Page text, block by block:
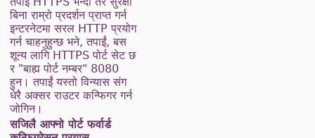
बिना राम्रो प्रदर्शन प्राप्त गर्न
इन्टरनेटमा सरल HTTP प्रयोग
गर्न चाहनुहुन्छ भने, तपाईं, बस
शून्य लागि HTTPS पोर्ट सेट छ
र "बाह्य पोर्ट नम्बर" 8080
हुन। तपाईं यस्तो विन्यास संग
धेरै अक्सर राउटर कन्फिगर गर्न
जोगिन।
सजिलै आफ्नो पोर्ट फर्वार्ड